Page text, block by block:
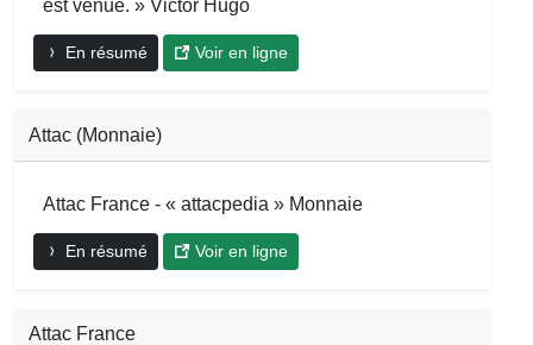
est venue. » Victor Hugo
En résumé Voir en ligne
Attac (Monnaie)
Attac France - « attacpedia » Monnaie
En résumé Voir en ligne
Attac France